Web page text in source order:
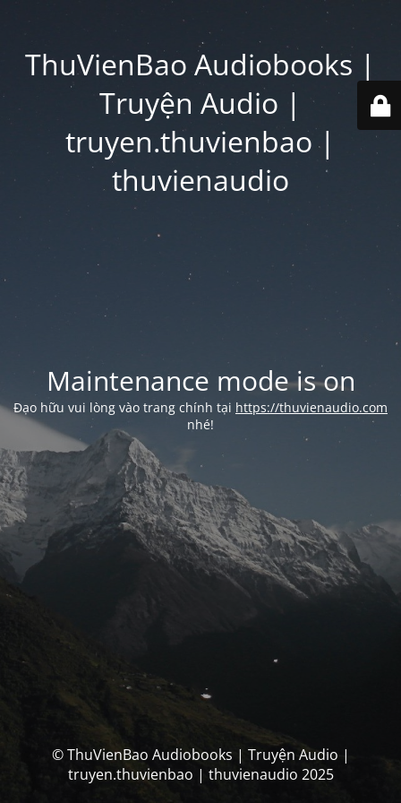
ThuVienBao Audiobooks |
Truyện Audio |
truyen.thuvienbao |
thuvienaudio
Maintenance mode is on
Đạo hữu vui lòng vào trang chính tại https://thuvienaudio.com
nhé!
© ThuVienBao Audiobooks | Truyện Audio |
truyen.thuvienbao | thuvienaudio 2025